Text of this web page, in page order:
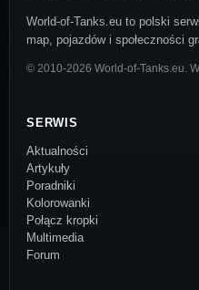
World-of-Tanks.eu to polski
map, pojazdów i społeczności
© 2010-2026 World-of-Tanks.eu.
SERWIS
Aktualności
Artykuły
Poradniki
Kolorowanki
Połącz kropki
Multimedia
Forum